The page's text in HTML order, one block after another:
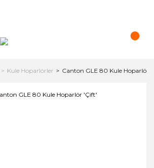
Kule Hoparlörler Canton GLE 80 Kule Hoparlör